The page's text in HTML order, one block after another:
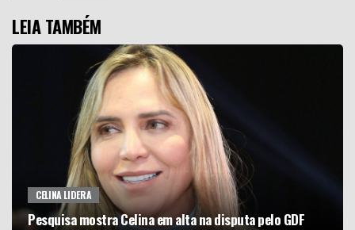
LEIA TAMBÉM
CELINA LIDERA
Pesquisa mostra Celina em alta na disputa pelo GDF